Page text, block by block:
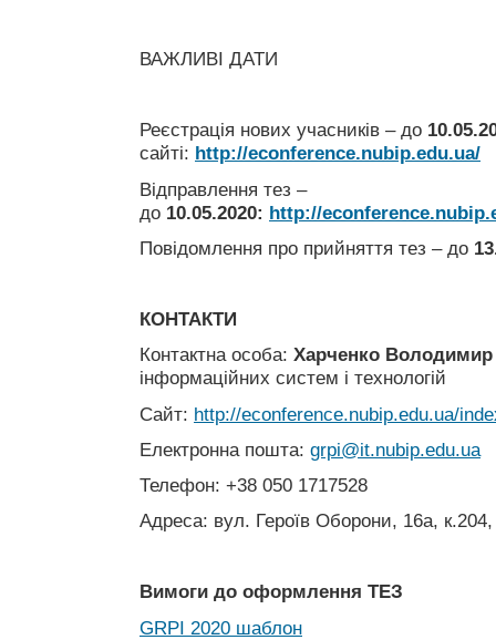
ВАЖЛИВІ ДАТИ
Реєстрація нових учасників – до
сайті: http://econference.nubip.edu.ua/
Відправлення тез –
до 10.05.2020: http://
Повідомлення про прийняття тез – до
КОНТАКТИ
Контактна особа: Харченко Володимир
інформаційних систем і технологій
Сайт: http://econference.nubip.edu.ua/
Електронна пошта: grpi@it.nubip.edu.ua
Телефон: +38 050 1717528
Адреса: вул. Героїв Оборони, 16а,
Вимоги до оформлення ТЕЗ
GRPI 2020 шаблон